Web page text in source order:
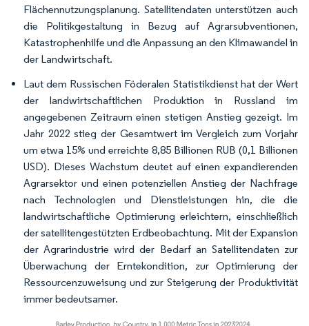
Flächennutzungsplanung. Satellitendaten unterstützen auch
die Politikgestaltung in Bezug auf Agrarsubventionen,
Katastrophenhilfe und die Anpassung an den Klimawandel in
der Landwirtschaft.
Laut dem Russischen Föderalen Statistikdienst hat der Wert
der landwirtschaftlichen Produktion in Russland im
angegebenen Zeitraum einen stetigen Anstieg gezeigt. Im
Jahr 2022 stieg der Gesamtwert im Vergleich zum Vorjahr
um etwa 15% und erreichte 8,85 Billionen RUB (0,1 Billionen
USD). Dieses Wachstum deutet auf einen expandierenden
Agrarsektor und einen potenziellen Anstieg der Nachfrage
nach Technologien und Dienstleistungen hin, die die
landwirtschaftliche Optimierung erleichtern, einschließlich
der satellitengestützten Erdbeobachtung. Mit der Expansion
der Agrarindustrie wird der Bedarf an Satellitendaten zur
Überwachung der Erntekondition, zur Optimierung der
Ressourcenzuweisung und zur Steigerung der Produktivität
immer bedeutsamer.